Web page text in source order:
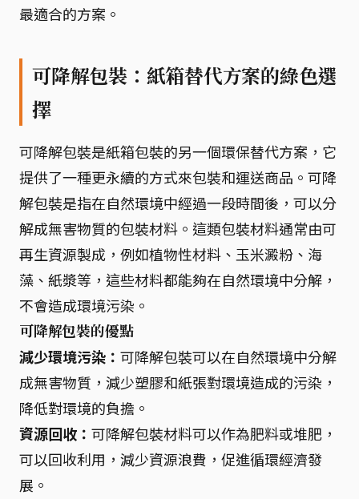
最適合的方案。
可降解包裝：紙箱替代方案的綠色選
擇
可降解包裝是紙箱包裝的另一個環保替代方案，它
提供了一種更永續的方式來包裝和運送商品。可降
解包裝是指在自然環境中經過一段時間後，可以分
解成無害物質的包裝材料。這類包裝材料通常由可
再生資源製成，例如植物性材料、玉米澱粉、海
藻、紙漿等，這些材料都能夠在自然環境中分解，
不會造成環境污染。
可降解包裝的優點
減少環境污染： 可降解包裝可以在自然環境中分解
成無害物質，減少塑膠和紙張對環境造成的污染，
降低對環境的負擔。
資源回收： 可降解包裝材料可以作為肥料或堆肥，
可以回收利用，減少資源浪費，促進循環經濟發
展。